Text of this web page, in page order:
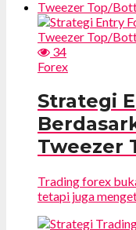
34
Forex
Strategi
Tweezer
Trading forex
tetapi juga